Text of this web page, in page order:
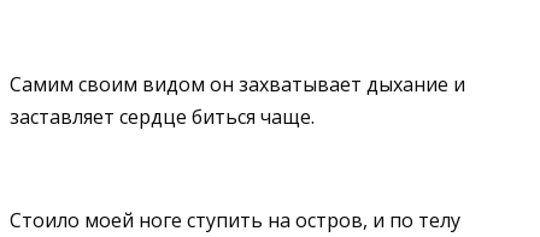
Самим своим видом он захватывает дыхание и
заставляет сердце биться чаще.
Стоило моей ноге ступить на остров, и по телу